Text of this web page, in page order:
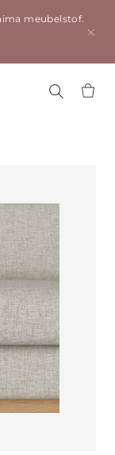
meubelstof.